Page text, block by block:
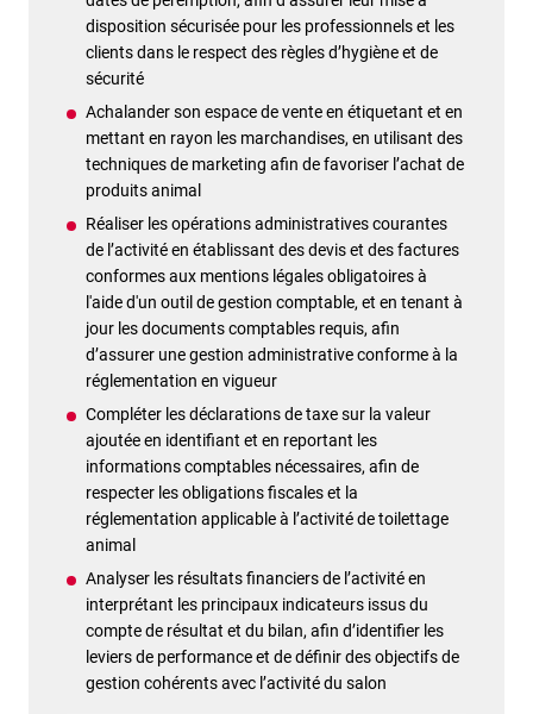
disposition sécurisée pour les professionnels et les
clients dans le respect des règles d’hygiène et de
sécurité
Achalander son espace de vente en étiquetant et en
mettant en rayon les marchandises, en utilisant des
techniques de marketing afin de favoriser l’achat de
produits animal
Réaliser les opérations administratives courantes
de l’activité en établissant des devis et des factures
conformes aux mentions légales obligatoires à
l'aide d'un outil de gestion comptable, et en tenant à
jour les documents comptables requis, afin
d’assurer une gestion administrative conforme à la
réglementation en vigueur
Compléter les déclarations de taxe sur la valeur
ajoutée en identifiant et en reportant les
informations comptables nécessaires, afin de
respecter les obligations fiscales et la
réglementation applicable à l’activité de toilettage
animal
Analyser les résultats financiers de l’activité en
interprétant les principaux indicateurs issus du
compte de résultat et du bilan, afin d’identifier les
leviers de performance et de définir des objectifs de
gestion cohérents avec l’activité du salon